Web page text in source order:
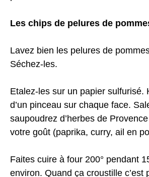
Les chips de pelures de
Lavez bien les pelures de
Séchez-les.
Etalez-les sur un papier sulfurisé.
d’un pinceau sur chaque face.
saupoudrez d’herbes de
votre goût (paprika, curry, ail en
Faites cuire à four 200° pendant
environ. Quand ça croustille c’est